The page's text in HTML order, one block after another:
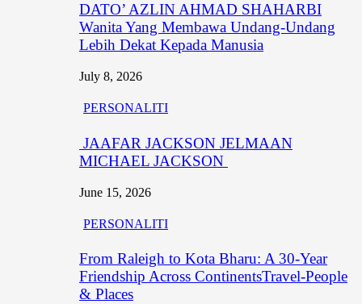
DATO’ AZLIN AHMAD SHAHARBI
Wanita Yang Membawa Undang-Undang
Lebih Dekat Kepada Manusia
July 8, 2026
PERSONALITI
JAAFAR JACKSON JELMAAN
MICHAEL JACKSON
June 15, 2026
PERSONALITI
From Raleigh to Kota Bharu: A 30-Year
Friendship Across ContinentsTravel-People
& Places